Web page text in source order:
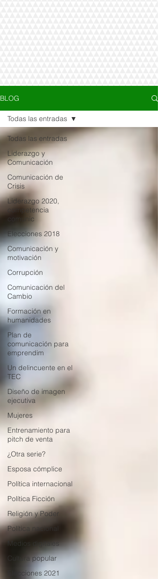
BLOG
Todas las entradas
Liderazgo y
Comunicación
Comunicación de
Crisis
Liderazgo 2020,
competencia
comunic
Elecciones 2018
Comunicación y
motivación
Corrupción
Comunicación del
Cambio
Formación en
humanidades
Plan de
comunicación para
emprendim
Un delincuente en el
TEC
Diseño de imagen
ejecutiva
Mujeres
Entrenamiento para
pitch de venta
¿Otra serie?
Esposa cómplice
Política internacional
Política Ficción
Religión y Poder
Política nacional
Medios digitales
Cultura popular
Elecciones 2021
Todas las entradas